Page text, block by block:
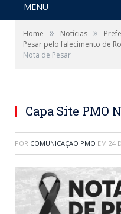
MENU
Home » Notícias »
Pesar pelo falecimento de
Nota de Pesar
Capa Site PMO
POR COMUNICAÇÃO PMO EM 24